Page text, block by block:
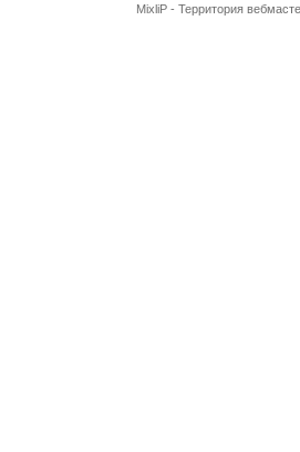
MixliP - Территория